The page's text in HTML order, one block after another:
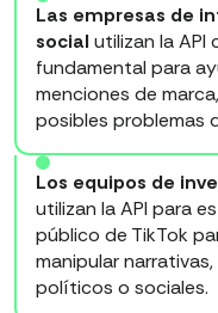
Las empresas de
social utilizan la
fundamental para
menciones de
posibles problemas
Los equipos de
utilizan la API para
público de TikTok
manipular
políticos o sociales.